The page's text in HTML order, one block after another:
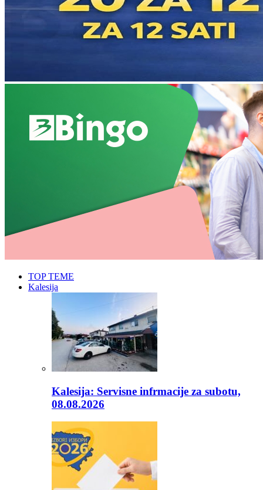
TOP TEME
Kalesija
Kalesija: Servisne infrmacije za subotu,
08.08.2026